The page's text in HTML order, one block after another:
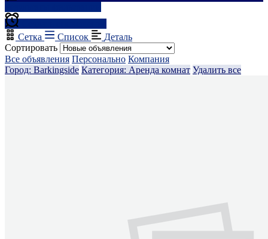
Сетка
Список
Деталь
Сортировать
Все объявления Персонально Компания
Город: Barkingside Категория: Аренда комнат Удалить все